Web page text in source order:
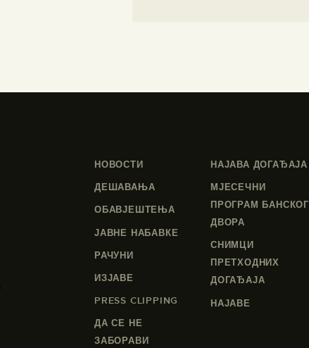
НОВОСТИ
ДЕШАВАЊА
ОБАВЈЕШТЕЊА
ЈАВНЕ НАБАВКЕ
РАЧУНИ
ИЗЈАВЕ
PRESS CLIPPING
ДА СЕ НЕ
ЗАБОРАВИ
НАЈАВА ДОГАЂАЈА
МЈЕСЕЧНИ
ПРОГРАМ БАНСКОГ
ДВОРА
СНИМЦИ
ПРЕТХОДНИХ
ДОГАЂАЈА
НАЈАВЕ